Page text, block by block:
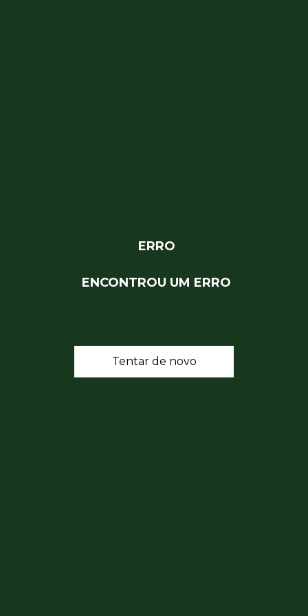
ERRO
ENCONTROU UM ERRO
Tentar de novo